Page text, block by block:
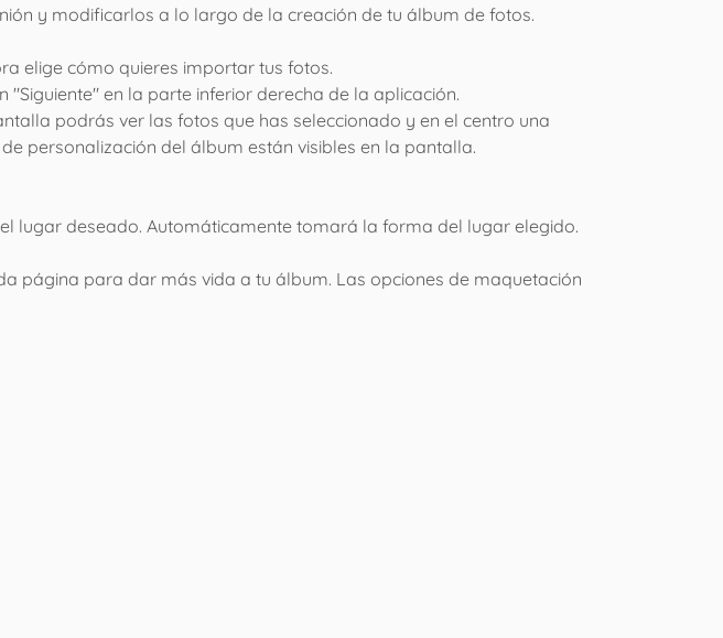
y modificarlos a lo largo de la creación de tu álbum de fotos.
elige cómo quieres importar tus fotos.
en la parte inferior derecha de la aplicación.
podrás ver las fotos que has seleccionado y en el centro una
personalización del álbum están visibles en la pantalla.
lugar deseado. Automáticamente tomará la forma del lugar elegido.
página para dar más vida a tu álbum. Las opciones de maquetación